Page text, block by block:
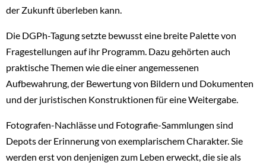
der Zukunft überleben kann.
Die DGPh-Tagung setzte bewusst eine breite Palette von
Fragestellungen auf ihr Programm. Dazu gehörten auch
praktische Themen wie die einer angemessenen
Aufbewahrung, der Bewertung von Bildern und Dokumenten
und der juristischen Konstruktionen für eine Weitergabe.
Fotografen-Nachlässe und Fotografie-Sammlungen sind
Depots der Erinnerung von exemplarischem Charakter. Sie
werden erst von denjenigen zum Leben erweckt, die sie als